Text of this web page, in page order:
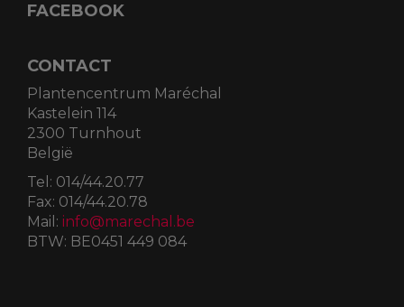
FACEBOOK
CONTACT
Plantencentrum Maréchal
Kastelein 114
2300 Turnhout
België
Tel: 014/44.20.77
Fax: 014/44.20.78
Mail: info@marechal.be
BTW: BE0451 449 084